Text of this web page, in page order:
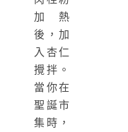
加熱
後，加
入杏仁
攪拌。
當你在
聖誕市
集時，